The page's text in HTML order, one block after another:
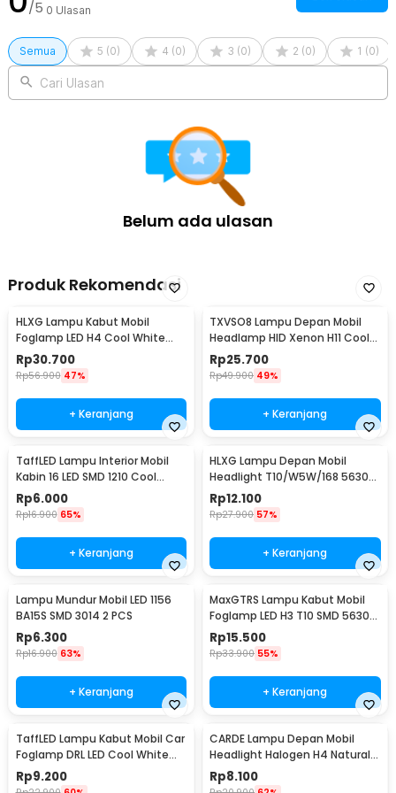
6500K IP65 10W - D30
/5 0 Ulasan
Semua 5 (0) 4 (0) 3 (0) 2 (0) 1 (0)
Cari Ulasan
Belum ada ulasan
Produk Rekomendasi
HLXG Lampu Kabut Mobil
Foglamp LED H4 Cool White
8000K 7.5W 1 PCS - MA355
Rp30.700
Rp56.900 47%
+ Keranjang
TXVSO8 Lampu Depan Mobil
Headlamp HID Xenon H11 Cool
White 12V 35W - XG2
Rp25.700
Rp49.900 49%
+ Keranjang
TaffLED Lampu Interior Mobil
Kabin 16 LED SMD 1210 Cool
White 2 PCS - BA11S
Rp6.000
Rp16.900 65%
+ Keranjang
HLXG Lampu Depan Mobil
Headlight T10/W5W/168 5630
Cool White 5W 2 PCS
Rp12.100
Rp27.900 57%
+ Keranjang
Lampu Mundur Mobil LED 1156
BA15S SMD 3014 2 PCS
Rp6.300
Rp16.900 63%
+ Keranjang
MaxGTRS Lampu Kabut Mobil
Foglamp LED H3 T10 SMD 5630
Cool White 2 PCS - SMDWB
Rp15.500
Rp33.900 55%
+ Keranjang
TaffLED Lampu Kabut Mobil Car
Foglamp DRL LED Cool White
12V 8W 1 PCS - QC
Rp9.200
CARDE Lampu Depan Mobil
Headlight Halogen H4 Natural
White 100/90W 1PC - P43T
Rp8.100